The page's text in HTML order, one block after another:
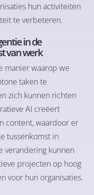
hun activiteiten
te verbeteren.
in de
van werk
manier waarop we
taken te
zich kunnen richten
AI creëert
content, waardoor er
tussenkomst in
verandering kunnen
projecten op hoog
voor hun organisaties.